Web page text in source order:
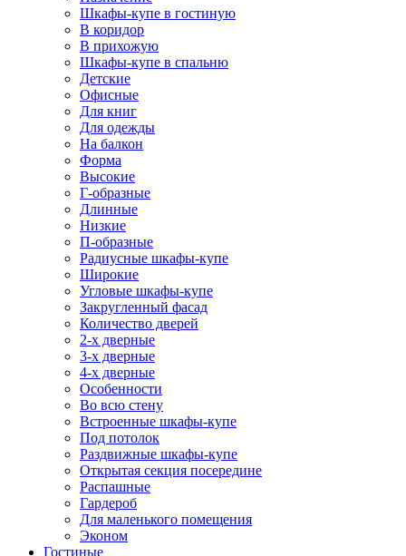
Шкафы-купе в гостиную
В коридор
В прихожую
Шкафы-купе в спальню
Детские
Офисные
Для книг
Для одежды
На балкон
Форма
Высокие
Г-образные
Длинные
Низкие
П-образные
Радиусные шкафы-купе
Широкие
Угловые шкафы-купе
Закругленный фасад
Количество дверей
2-х дверные
3-х дверные
4-х дверные
Особенности
Во всю стену
Встроенные шкафы-купе
Под потолок
Раздвижные шкафы-купе
Открытая секция посередине
Распашные
Гардероб
Для маленького помещения
Эконом
Гостиные